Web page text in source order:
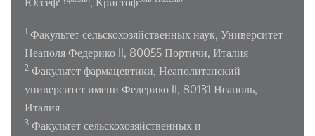
1 Факультет сельскохозяйственных наук, Университет
Неаполя Федерико II, 80055 Портичи, Италия
2 Факультет фармацевтики, Неаполитанский
университет имени Федерико II, 80131 Неаполь,
Италия
3 Факультет сельскохозяйственных и